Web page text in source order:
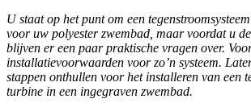
U staat op het punt om een
voor uw polyester zwembad, maar voordat u
blijven er een paar praktische vragen over.
installatievoorwaarden voor zo’n systeem.
stappen onthullen voor het installeren van een
turbine in een ingegraven zwembad.